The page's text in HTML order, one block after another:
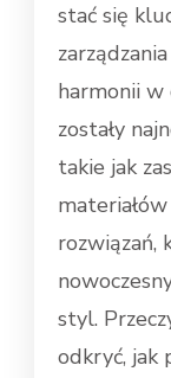
stać się
harmonii w
zostały
takie jak
rozwiązań,
styl.
odkryć, jak